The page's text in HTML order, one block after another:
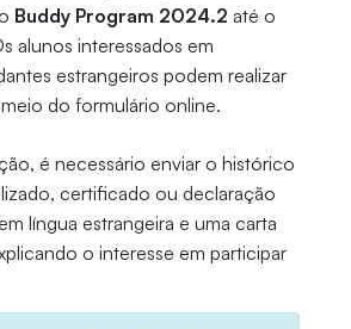
Buddy Program 2024.2 até o
alunos interessados em
estrangeiros podem realizar
do formulário online.
é necessário enviar o histórico
certificado ou declaração
língua estrangeira e uma carta
o interesse em participar